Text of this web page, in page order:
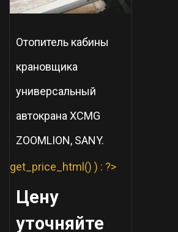
Отопитель кабины
крановщика
универсальный
автокрана XCMG
ZOOMLION, SANY.
get_price_html() ) : ?>
Цену
уточняйте